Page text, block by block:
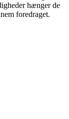
hænger de
foredraget.